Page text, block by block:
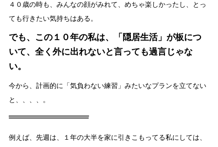
４０歳の時も、みんなの顔がみれて、めちゃ楽しかったし、とっ
ても行きたい気持ちはある。
でも、この１０年の私は、「隠居生活」が板につ
いて、全く外に出れないと言っても過言じゃな
い。
今から、計画的に「気負わない練習」みたいなプランを立てない
と、、、、。
例えば、先週は、１年の大半を家に引きこもってる私にしては、